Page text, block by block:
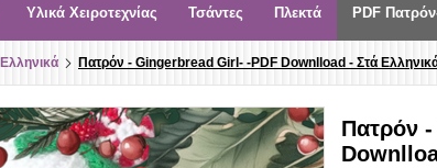
Υλικά Χειροτεχνίας Τσάντες Πλεκτά PDF
Πατρόν - Gingerbread Girl- -PDF Downlload - Στά
Πατρόν